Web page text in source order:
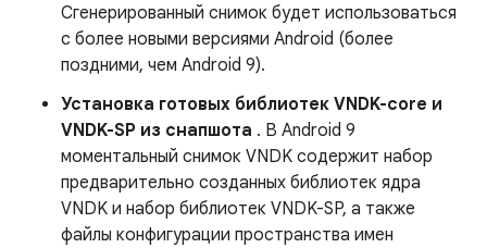
Сгенерированный снимок будет использоваться
с более новыми версиями Android (более
поздними, чем Android 9).
Установка готовых библиотек VNDK-core и
VNDK-SP из снапшота . В Android 9
моментальный снимок VNDK содержит набор
предварительно созданных библиотек ядра
VNDK и набор библиотек VNDK-SP, а также
файлы конфигурации пространства имен